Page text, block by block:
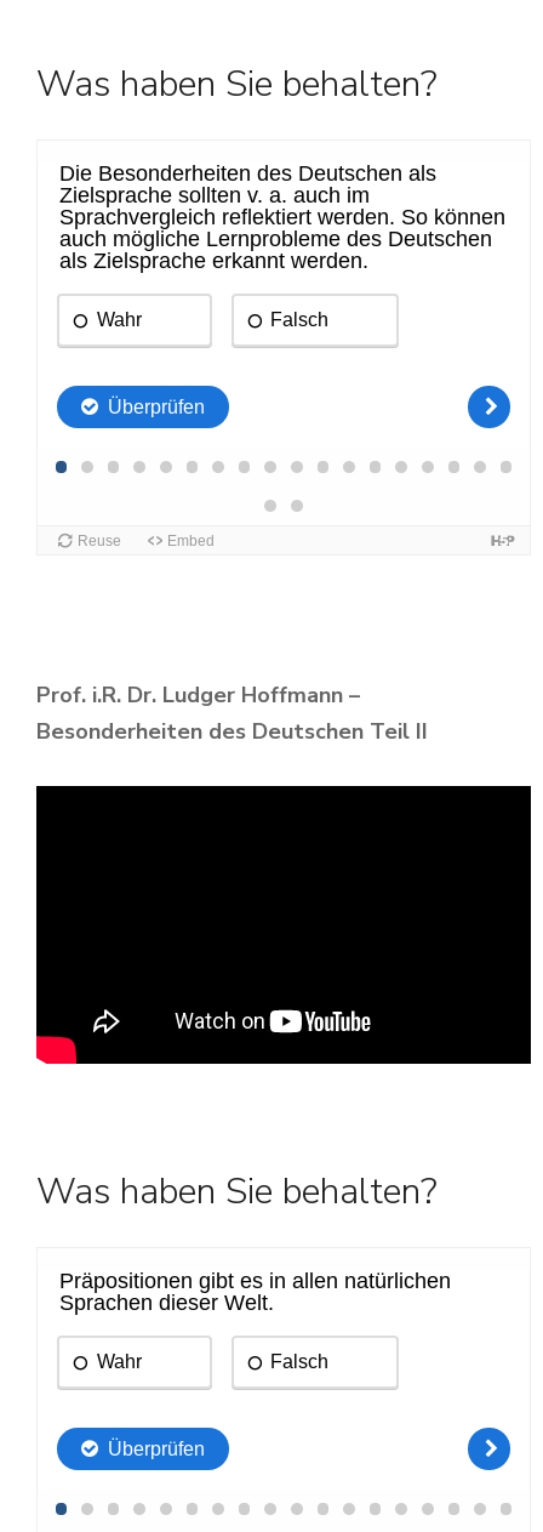
Was haben Sie behalten?
Prof. i.R. Dr. Ludger Hoffmann –
Besonderheiten des Deutschen Teil II
Was haben Sie behalten?